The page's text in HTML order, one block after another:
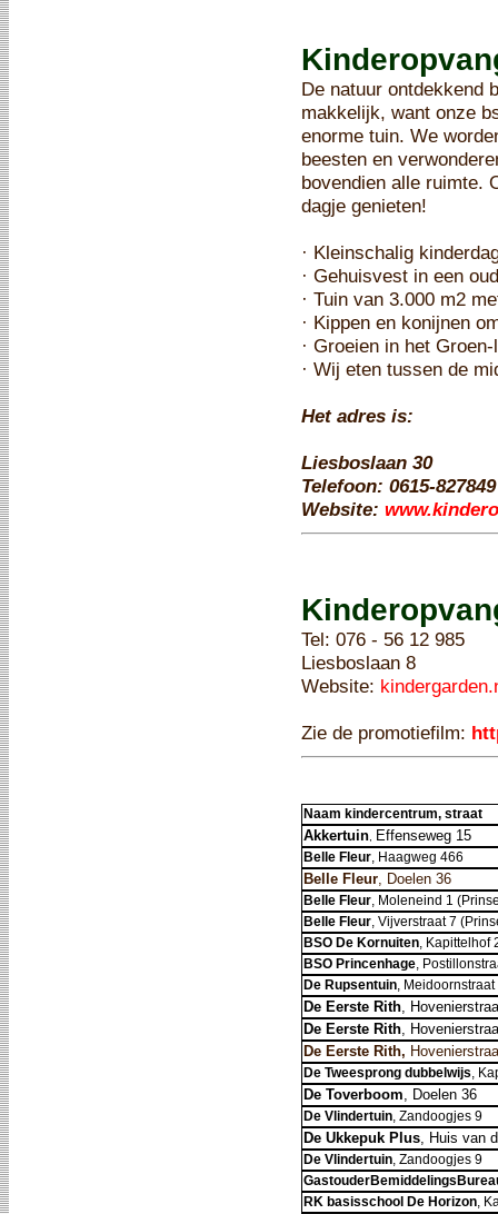
De natuur ontdekkend
makkelijk, want onze
enorme tuin. We
beesten en
bovendien alle ruimte.
dagje genieten!
· Kleinschalig
· Gehuisvest in een
· Tuin van 3.000 m2
· Kippen en konijnen
· Groeien in het
· Wij eten tussen de
Het adres is:
Liesboslaan 30
Telefoon: 0615-827849
Website:
Tel: 076 - 56 12 985
Liesboslaan 8
Website:
Zie de promotiefilm:
Naam kindercentrum, straat
Akkertuin, Effenseweg 15
Belle Fleur, Haagweg 466
Belle Fleur, Doelen 36
Belle Fleur, Moleneind 1
Belle Fleur, Vijverstraat 7
BSO De Kornuiten, Kapittelhof
BSO Princenhage,
De Rupsentuin, Meidoornstraat
De Eerste Rith,
De Eerste Rith,
De Eerste Rith,
De Tweesprong dubbelwijs,
De Toverboom, Doelen 36
De Vlindertuin, Zandoogjes 9
De Ukkepuk Plus, Huis van
De Vlindertuin, Zandoogjes 9
RK basisschool De Horizon,